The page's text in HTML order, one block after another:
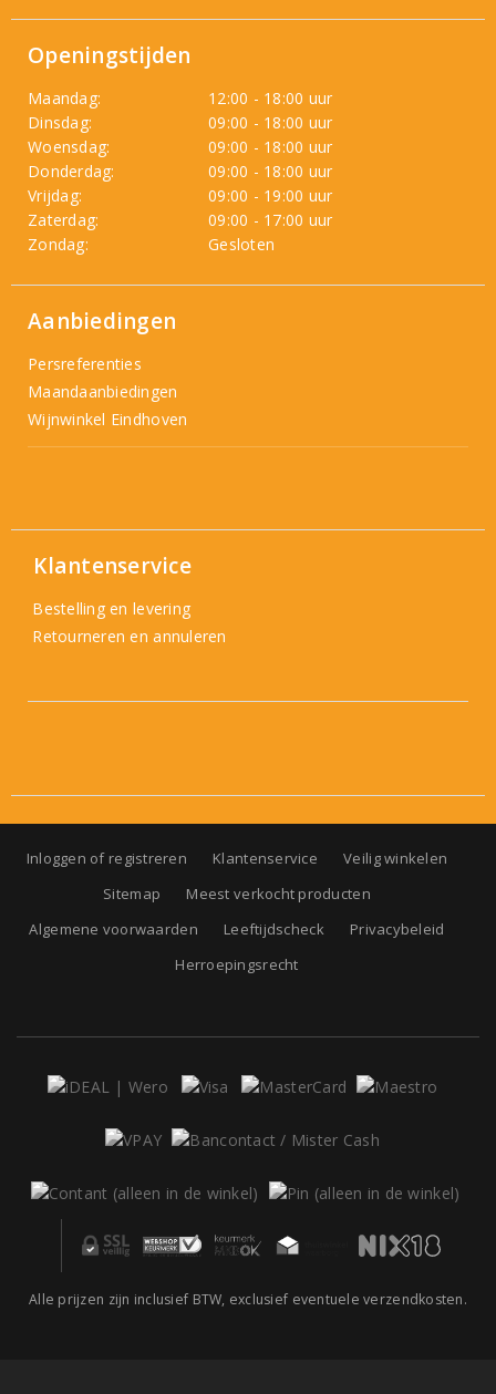
Openingstijden
Maandag:
12:00 - 18:00 uur
Dinsdag:
09:00 - 18:00 uur
Woensdag:
09:00 - 18:00 uur
Donderdag:
09:00 - 18:00 uur
Vrijdag:
09:00 - 19:00 uur
Zaterdag:
09:00 - 17:00 uur
Zondag:
Gesloten
Aanbiedingen
Persreferenties
Maandaanbiedingen
Wijnwinkel Eindhoven
Klantenservice
Bestelling en levering
Retourneren en annuleren
Inloggen of registreren Klantenservice
Veilig winkelen
Sitemap
Meest verkocht producten
Algemene voorwaarden
Leeftijdscheck
Privacybeleid
Herroepingsrecht
Alle prijzen zijn inclusief BTW, exclusief eventuele verzendkosten.